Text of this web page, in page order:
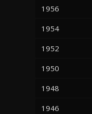
1956
1954
1952
1950
1948
1946